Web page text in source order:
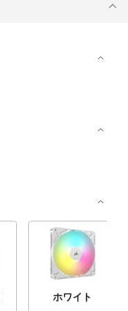
ホワイト